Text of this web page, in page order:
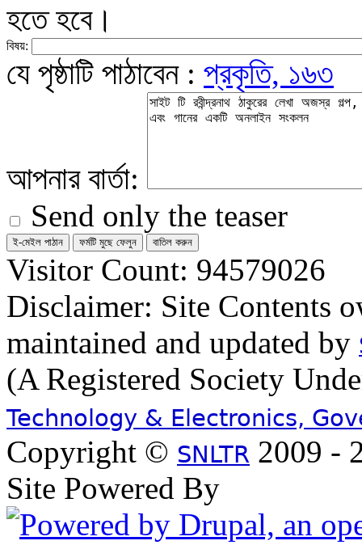
হতে হবে।
বিষয়:
যে পৃষ্ঠাটি পাঠাবেন : প্রকৃতি, ১৬৩
আপনার বার্তা:
Send only the teaser
Visitor Count: 94579026
Disclaimer: Site Contents
maintained and updated by
(A Registered Society
Technology & Electronics,
Copyright © SNLTR 2009 -
Site Powered By